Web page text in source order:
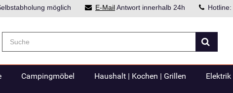
möglich E-MailAntwort innerhalb 24h Hotline:
Campingmöbel Haushalt | Kochen | Grillen Elektrik